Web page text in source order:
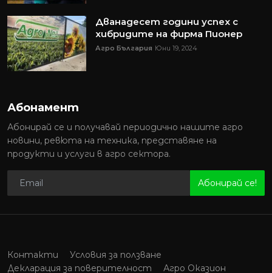
Дванадесет години успех с
хибридите на фирма Пионер
Агро България Юни 19, 2024
Абонамент
Абонирай се и получавай периодично нашите агро
новини, ревюта на техника, представяне на
продукти и услуги в агро сектора.
Абонирай се!
Контакти
Условия за ползване
Декларация за поверителност
Агро Оказион